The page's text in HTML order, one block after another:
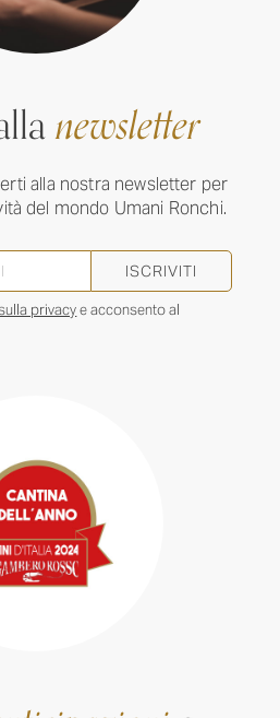
newsletter
alla nostra newsletter per
del mondo Umani Ronchi.
ISCRIVITI
privacye acconsento al